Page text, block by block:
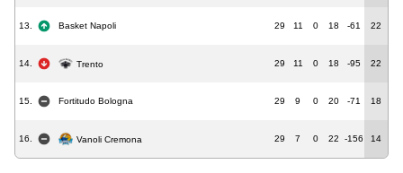
13. Basket Napoli 29 11 0 18 -61 22
14. Trento 29 11 0 18 -95 22
15. Fortitudo Bologna 29 9 0 20 -71 18
16. Vanoli Cremona 29 7 0 22 -156 14